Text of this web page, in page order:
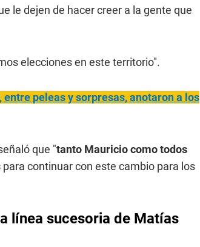
le dejen de hacer creer a la gente que
elecciones en este territorio".
peleas y sorpresas, anotaron a los
que "tanto Mauricio como todos
para continuar con este cambio para los
línea sucesoria de Matías